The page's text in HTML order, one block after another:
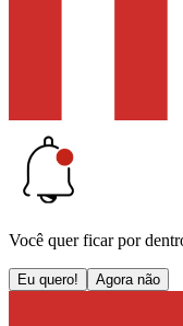
Você quer ficar por
Eu quero! Agora não